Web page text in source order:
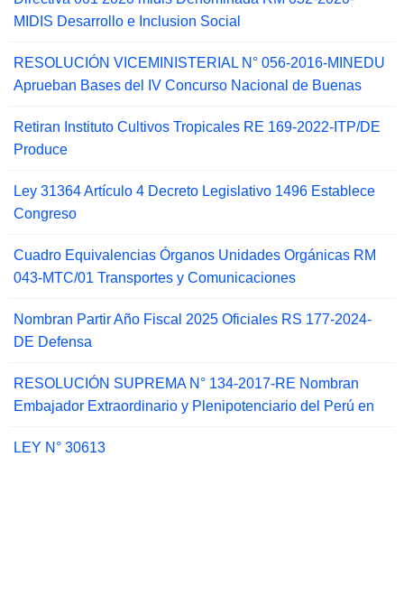
MIDIS Desarrollo e Inclusion Social
RESOLUCIÓN VICEMINISTERIAL N° 056-2016-MINEDU
Aprueban Bases del IV Concurso Nacional de Buenas
Retiran Instituto Cultivos Tropicales RE 169-2022-ITP/DE
Produce
Ley 31364 Artículo 4 Decreto Legislativo 1496 Establece
Congreso
Cuadro Equivalencias Órganos Unidades Orgánicas RM
043-MTC/01 Transportes y Comunicaciones
Nombran Partir Año Fiscal 2025 Oficiales RS 177-2024-
DE Defensa
RESOLUCIÓN SUPREMA N° 134-2017-RE Nombran
Embajador Extraordinario y Plenipotenciario del Perú en
LEY N° 30613